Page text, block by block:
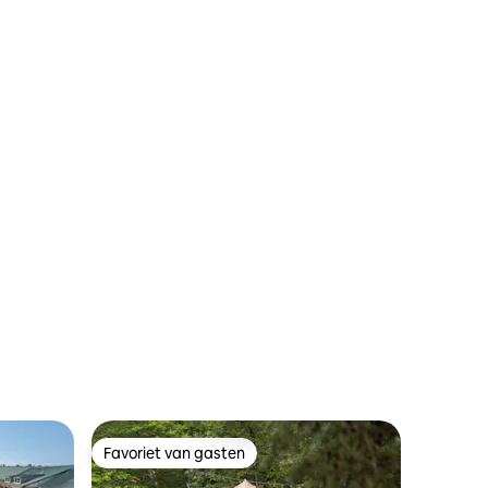
Favoriet van gasten
Favoriet van gasten